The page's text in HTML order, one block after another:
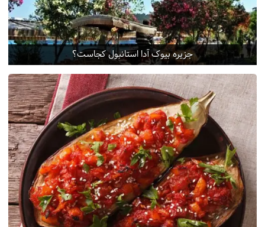
جزیره بیوک آدا استانبول کجاست؟